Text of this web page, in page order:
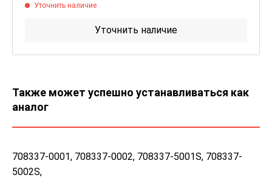
Уточнить наличие
Уточнить наличие
Также может успешно устанавливаться как
аналог
708337-0001, 708337-0002, 708337-5001S, 708337-
5002S,